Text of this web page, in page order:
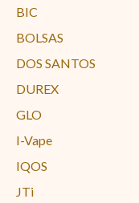
BIC
BOLSAS
DOS SANTOS
DUREX
GLO
I-Vape
IQOS
JTi